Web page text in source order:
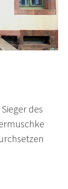
des